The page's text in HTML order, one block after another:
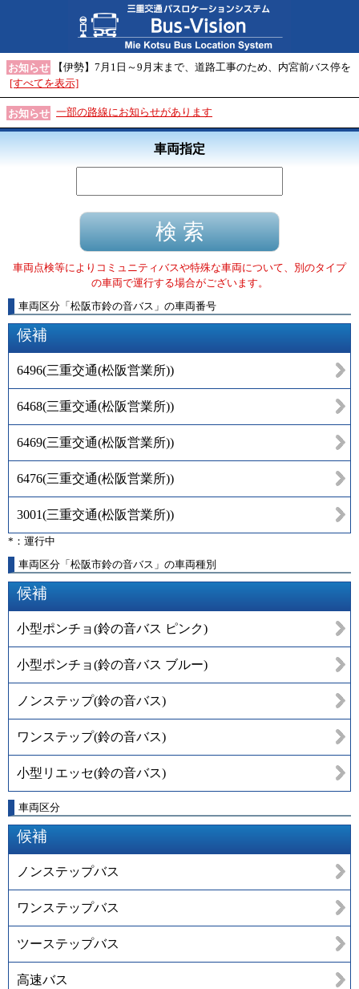
お知らせ
【伊勢】7月1日～9月末まで、道路工事のため、内宮前バス停を
[すべてを表示]
お知らせ 一部の路線にお知らせがあります
車両指定
車両点検等によりコミュニティバスや特殊な車両について、別のタイプ
の車両で運行する場合がございます。
車両区分 「 松阪市鈴の音バス 」 の車両番号
候補
6496(三重交通(松阪営業所))
6468(三重交通(松阪営業所))
6469(三重交通(松阪営業所))
6476(三重交通(松阪営業所))
3001(三重交通(松阪営業所))
*：運行中
車両区分「松阪市鈴の音バス」の車両種別
候補
小型ポンチョ(鈴の音バス ピンク)
小型ポンチョ(鈴の音バス ブルー)
ノンステップ(鈴の音バス)
ワンステップ(鈴の音バス)
小型リエッセ(鈴の音バス)
車両区分
候補
ノンステップバス
ワンステップバス
ツーステップバス
高速バス